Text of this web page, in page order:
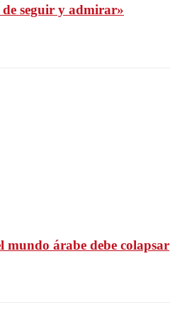
de seguir y admirar»
mundo árabe debe colapsar